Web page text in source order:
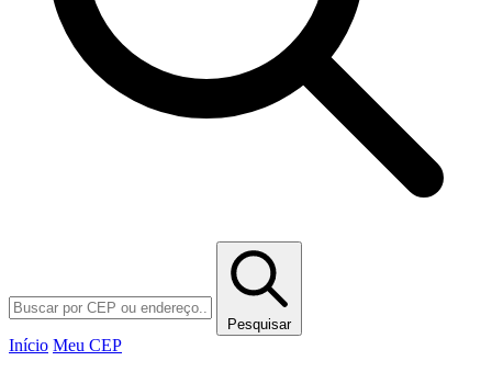
Pesquisar
Início Meu CEP